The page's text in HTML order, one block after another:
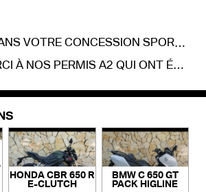
CONCESSION SPORT MOTO THOME
UN GRAND MERCI À NOS PERMIS A2 QUI ONT ÉTÉ GRANDIOSE ! 👍
HONDA CBR 650 R
E-CLUTCH
BMW C 650 GT
PACK HIGLINE